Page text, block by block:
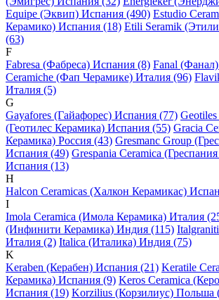
Equipe (Эквип) Испания (490) Estudio
Керамико) Испания (18) Etili Seramik
(63)
F
Fabresa (Фабреса) Испания (8) Fanal
Ceramiche (Фап Черамике) Италия (96)
Италия (5)
G
Gayafores (Гайафорес) Испания (77) Geotiles
(Геотилес Керамика) Испания (55) Gracia
Керамика) Россия (43) Gresmanc Group
Испания (49) Grespania Ceramica
Испания (13)
H
Halcon Ceramicas (Халкон Керамикас)
I
Imola Ceramica (Имола Керамика) Италия
(Инфинити Керамика) Индия (115)
Италия (2) Italica (Италика) Индия (75)
K
Keraben (Керабен) Испания (21) Keratile
Керамика) Испания (9) Keros Ceramica
Испания (19) Korzilius (Корзилиус) Польша